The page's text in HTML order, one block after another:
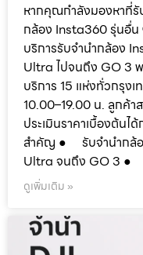
หากคุณกำลังมองหาที่
กล้อง Insta360 รุ่นอื่น
บริการรับจำนำกล้อง
Ultra ไปจนถึง GO 3
บริการ 15 แห่งทั่วกรุง
10.00–19.00 น. ลูกค้า
ประเมินราคาเบื้องต้นไ
สำคัญ ● รับจำนำกล้
Ultra จนถึง GO 3 ●
ดูเพิ่มเติม »